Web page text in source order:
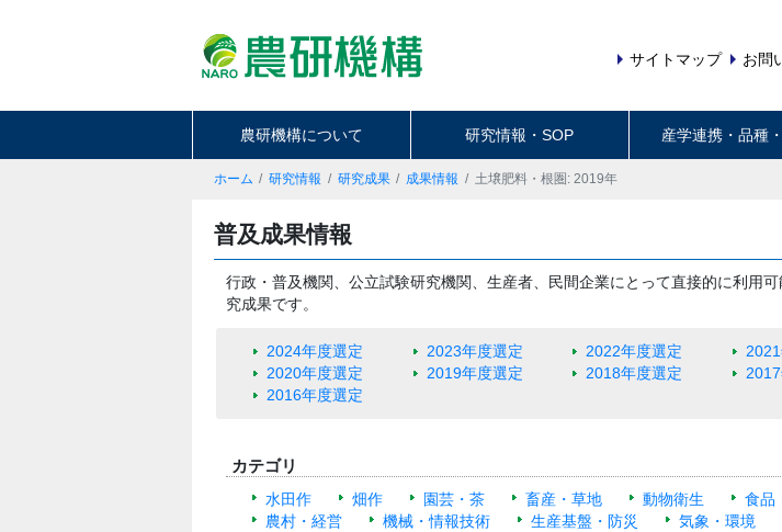
サイトマップ お問
農研機構について 研究情報・SOP 産学連携・品種
ホーム 研究情報 研究成果 成果情報 土壌肥料・根圏: 2019年
普及成果情報
行政・普及機関、公立試験研究機関、生産者、民間企業にとって直接的に利用
究成果です。
2024年度選定 2023年度選定 2022年度選定
2020年度選定
2019年度選定 2018年度選定
2016年度選定
カテゴリ
水田作 畑作 園芸・茶 畜産・草地 動物衛生
食品
農村・経営
機械・情報技術 生産基盤・防災
気象・環境